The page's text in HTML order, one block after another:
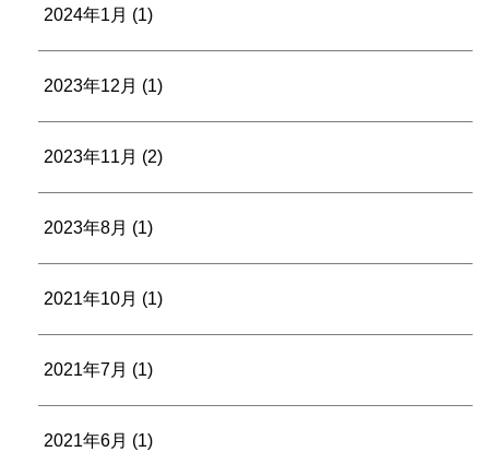
2024年1月 (1)
2023年12月 (1)
2023年11月 (2)
2023年8月 (1)
2021年10月 (1)
2021年7月 (1)
2021年6月 (1)